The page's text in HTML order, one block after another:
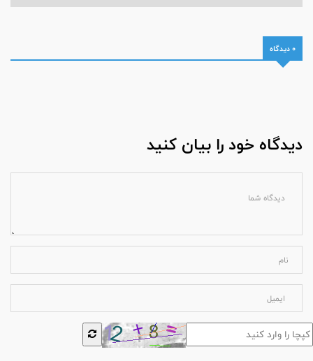
0 دیدگاه
دیدگاه خود را بیان کنید